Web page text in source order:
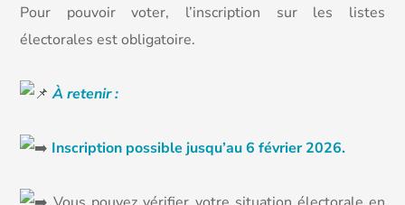
Pour pouvoir voter, l’inscription sur les listes
électorales est obligatoire.
À retenir :
Inscription possible jusqu’au 6 février 2026.